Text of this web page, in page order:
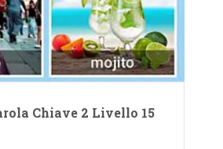
Chiave 2 Livello 15